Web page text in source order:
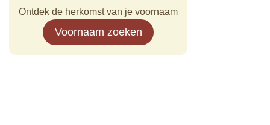
Ontdek de herkomst van je voornaam
Voornaam zoeken